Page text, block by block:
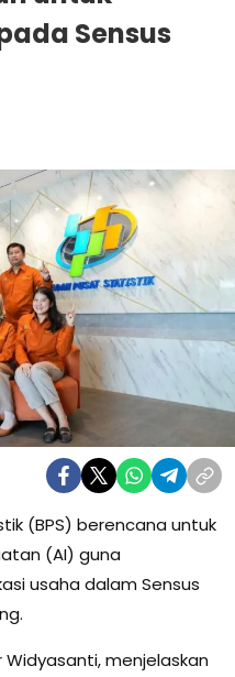
Sensus
(BPS) berencana untuk
(AI) guna
usaha dalam Sensus
Widyasanti, menjelaskan